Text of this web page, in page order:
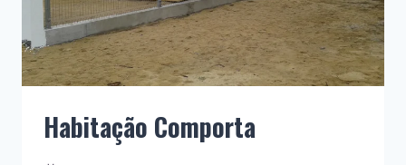
Habitação Comporta